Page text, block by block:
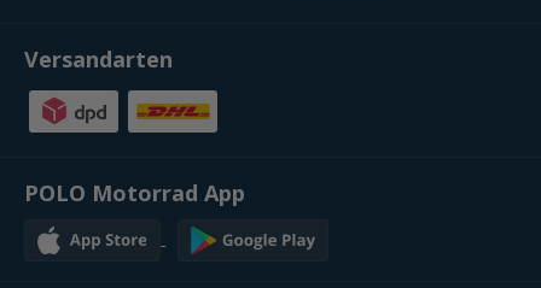
Versandarten
POLO Motorrad App